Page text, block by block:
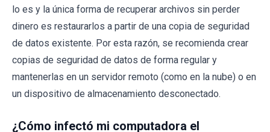
lo es y la única forma de recuperar archivos sin perder
dinero es restaurarlos a partir de una copia de seguridad
de datos existente. Por esta razón, se recomienda crear
copias de seguridad de datos de forma regular y
mantenerlas en un servidor remoto (como en la nube) o en
un dispositivo de almacenamiento desconectado.
¿Cómo infectó mi computadora el